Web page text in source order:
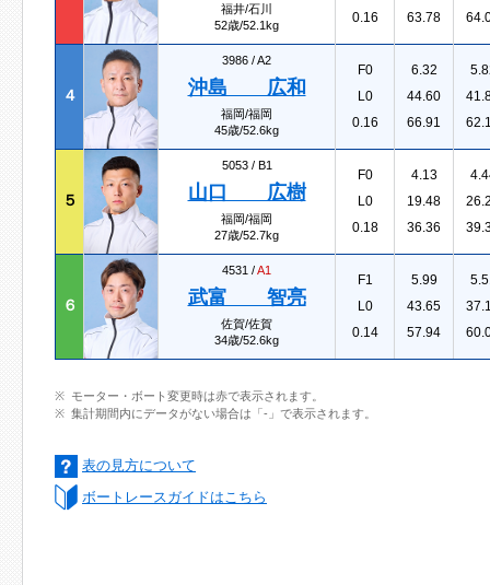
福井/石川
52歳/52.1kg
0.16
63.78
４
3986 /A2
沖島 広和
福岡/福岡
45歳/52.6kg
F0
L0
0.16
6.32
44.60
66.91
５
5053 / B1
山口 広樹
福岡/福岡
27歳/52.7kg
F0
L0
0.18
4.13
19.48
36.36
６
4531 /A1
武富 智亮
佐賀/佐賀
34歳/52.6kg
F1
L0
0.14
5.99
43.65
57.94
モーター・ボート変更時は赤で表示されます。
集計期間内にデータがない場合は「-」で表示されます。
表の見方について
ボートレースガイドはこちら